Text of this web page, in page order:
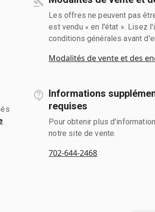
Les offres ne peuvent pas
est vendu « en l'état ». Lisez
conditions générales avant
Modalités de vente et des
Informations
requises
Pour obtenir plus
notre site de vente.
702-644-2468